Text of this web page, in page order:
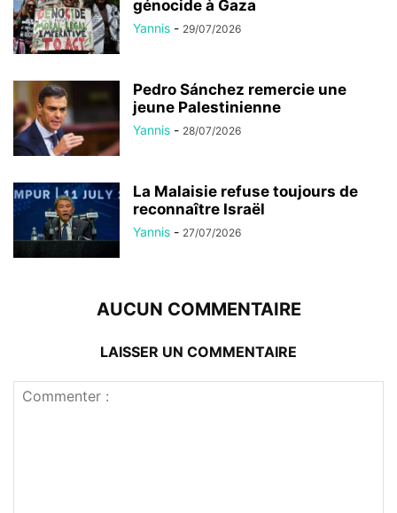
génocide à Gaza
Yannis - 29/07/2026
Pedro Sánchez remercie une
jeune Palestinienne
Yannis - 28/07/2026
La Malaisie refuse toujours de
reconnaître Israël
Yannis - 27/07/2026
AUCUN COMMENTAIRE
LAISSER UN COMMENTAIRE